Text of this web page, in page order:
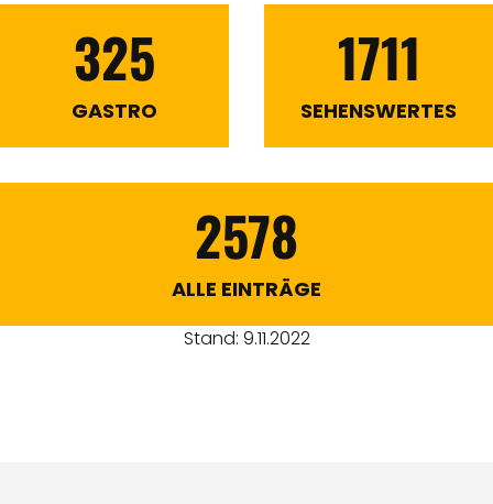
325
GASTRO
1711
SEHENSWERTES
2578
ALLE EINTRÄGE
Stand: 9.11.2022